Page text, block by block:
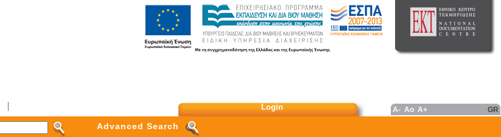
Login A- Ao A+ GR
Advanced Search